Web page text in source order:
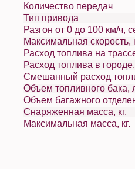
Количество передач
Тип привода
Разгон от 0 до 100 км/ч,
Расход топлива на
Расход топлива в
Смешанный расход
Объем
Снаряженная масса, кг.
Максимальная масса, кг.